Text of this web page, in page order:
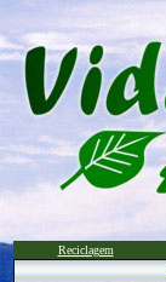
Reciclagem